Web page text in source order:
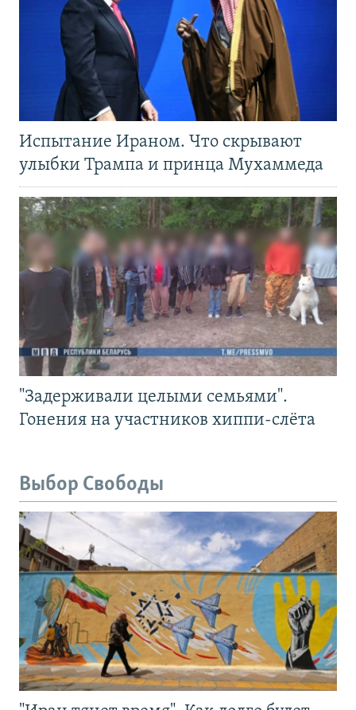
Испытание Ираном. Что скрывают
улыбки Трампа и принца Мухаммеда
"Задерживали целыми семьями".
Гонения на участников хиппи-слёта
Выбор Свободы